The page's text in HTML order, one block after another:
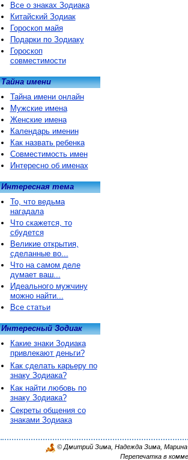
Все о знаках Зодиака
Китайский Зодиак
Гороскоп майя
Подарки по Зодиаку
Гороскоп
совместимости
Тайна имени
Тайна имени онлайн
Мужские имена
Женские имена
Календарь именин
Как назвать ребенка
Совместимость имен
Интересно об именах
Интересная тема
То, что ведьма
нагадала
Что скажется, то
сбудется
Великие открытия,
сделанные во...
Что на самом деле
думает ваш...
Идеального мужчину
можно найти...
Все статьи
Интересный Зодиак
Какие знаки Зодиака
привлекают деньги?
Как сделать карьеру по
знаку Зодиака?
Как найти любовь по
знаку Зодиака?
Секреты общения со
знаками Зодиака
© Дмитрий Зима, Надежда Зима, Марина
Перепечатка в